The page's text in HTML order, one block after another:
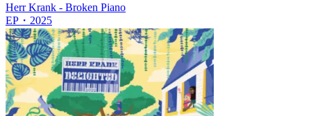
Herr Krank - Broken Piano
EP ・ 2025